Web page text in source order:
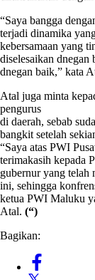
“Saya bangga
terjadi dinamika
kebersamaan yang
diselesaikan dnegan
dnegan baik,” kata
Atal juga minta
pengurus
di daerah, sebab
bangkit setelah
“Saya atas PWI
terimakasih kepada
gubernur yang telah
ini, sehingga
ketua PWI Maluku
Atal. (“)
Bagikan: